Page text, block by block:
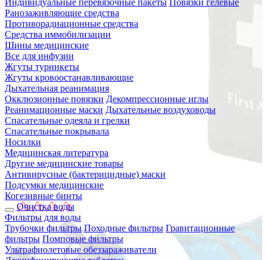
Индивидуальные перевязочные пакеты Повязки гелевые
Ранозаживляющие средства
Противорадиационные средства
Средства иммобилизации
Шины медицинские
Все для инфузии
Жгуты турникеты
Жгуты кровоостанавливающие
Дыхательная реанимация
Окклюзионные повязки Декомпрессионные иглы
Реанимационные маски Дыхательные воздуховоды
Спасательные одеяла и грелки
Спасательные покрывала
Носилки
Медицинская литература
Другие медицинские товары
Антивирусные (бактерицидные) маски
Подсумки медицинские
Когезивные бинты
Очистка воды
Фильтры для воды
Трубочки фильтры Походные фильтры Гравитационные
фильтры Помповые фильтры
Ультрафиолетовые обеззараживатели